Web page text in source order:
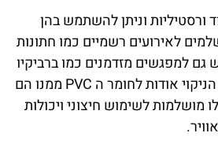
ורסטיליות וניתן להשתמש בהן
לאירועים רשמיים כמו חתונות
גם למפגשים מזדמנים כמו ברביקיו
ופיקניקים. ובגלל קלות הניקוי אודות לחומר ה PVC ממנו הם
מושלמות לשימוש חיצוני ויכולות